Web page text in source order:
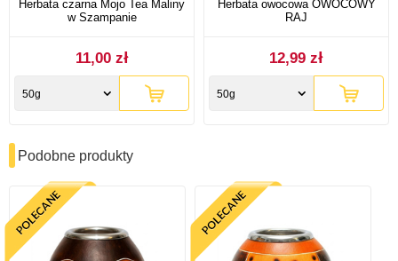
Herbata czarna Mojo Tea Maliny
w Szampanie
11,00 zł
50g
Herbata owocowa OWOCOWY
RAJ
12,99 zł
50g
Podobne produkty